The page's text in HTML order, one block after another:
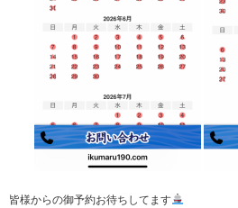
皆様からの御予約お待ちしてます